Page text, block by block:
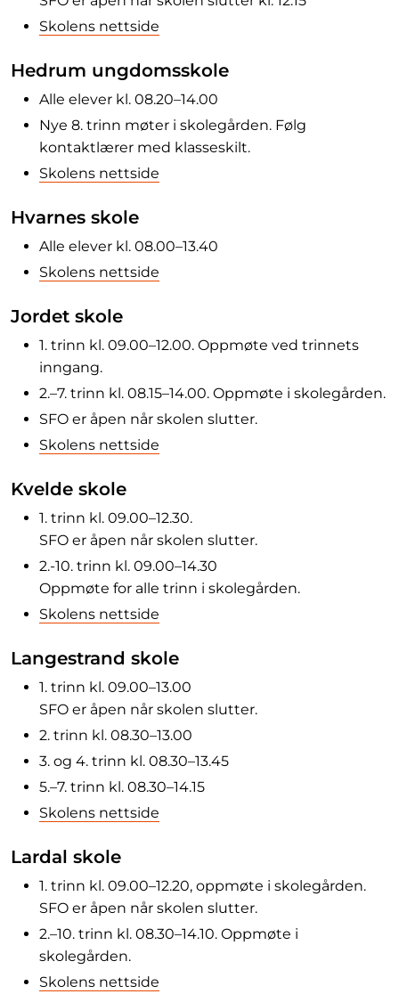
Skolens nettside
Hedrum ungdomsskole
Alle elever kl. 08.20–14.00
Nye 8. trinn møter i skolegården. Følg
kontaktlærer med klasseskilt.
Skolens nettside
Hvarnes skole
Alle elever kl. 08.00–13.40
Skolens nettside
Jordet skole
1. trinn kl. 09.00–12.00. Oppmøte ved trinnets
inngang.
2.–7. trinn kl. 08.15–14.00. Oppmøte i skolegården.
SFO er åpen når skolen slutter.
Skolens nettside
Kvelde skole
1. trinn kl. 09.00–12.30.
SFO er åpen når skolen slutter.
2.-10. trinn kl. 09.00–14.30
Oppmøte for alle trinn i skolegården.
Skolens nettside
Langestrand skole
1. trinn kl. 09.00–13.00
SFO er åpen når skolen slutter.
2. trinn kl. 08.30–13.00
3. og 4. trinn kl. 08.30–13.45
5.–7. trinn kl. 08.30–14.15
Skolens nettside
Lardal skole
1. trinn kl. 09.00–12.20, oppmøte i skolegården.
SFO er åpen når skolen slutter.
2.–10. trinn kl. 08.30–14.10. Oppmøte i
skolegården.
Skolens nettside